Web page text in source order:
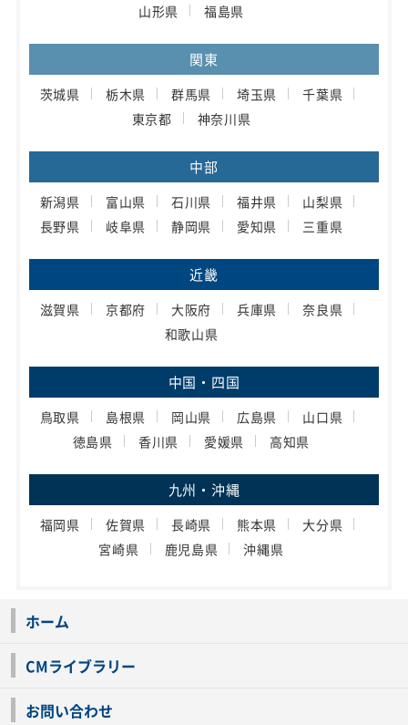
山形県
福島県
関東
茨城県 栃木県 群馬県 埼玉県
千葉県
東京都
神奈川県
中部
新潟県 富山県 石川県 福井県
山梨県
長野県
岐阜県 静岡県 愛知県 三重県
近畿
滋賀県 京都府 大阪府 兵庫県
奈良県
和歌山県
中国・四国
鳥取県 島根県 岡山県 広島県
山口県
徳島県
香川県 愛媛県 高知県
九州・沖縄
福岡県 佐賀県 長崎県 熊本県
大分県
宮崎県
鹿児島県 沖縄県
ホーム
CMライブラリー
お問い合わせ